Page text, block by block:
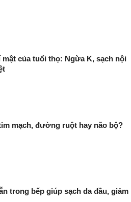
của tuổi thọ: Ngừa K, sạch nội
mạch, đường ruột hay não bộ?
trong bếp giúp sạch da đầu, giảm